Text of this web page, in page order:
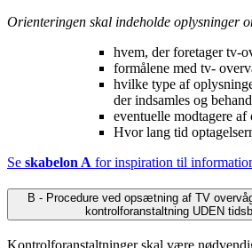
Orienteringen skal indeholde oplysninger
hvem, der foretager tv-
formålene med tv-
hvilke type af
der indsamles og
eventuelle modtagere
Hvor lang tid
Se skabelon A for inspiration til
B - Procedure ved opsætning af TV
kontrolforanstaltning UDEN
Kontrolforanstaltninger skal være